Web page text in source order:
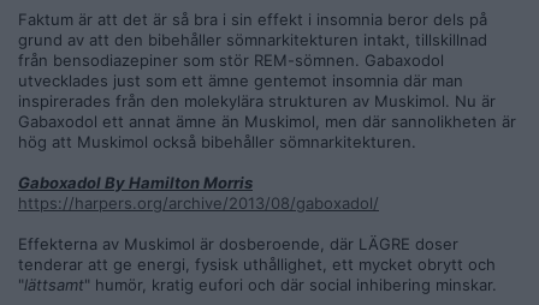
Faktum är att det är så bra i sin effekt i insomnia beror dels på
grund av att den bibehåller sömnarkitekturen intakt, tillskillnad
från bensodiazepiner som stör REM-sömnen. Gabaxodol
utvecklades just som ett ämne gentemot insomnia där man
inspirerades från den molekylära strukturen av Muskimol. Nu är
Gabaxodol ett annat ämne än Muskimol, men där sannolikheten är
hög att Muskimol också bibehåller sömnarkitekturen.
Gaboxadol By Hamilton Morris
https://harpers.org/archive/2013/08/gaboxadol/
Effekterna av Muskimol är dosberoende, där LÄGRE doser
tenderar att ge energi, fysisk uthållighet, ett mycket obrytt och
"lättsamt" humör, kratig eufori och där social inhibering minskar.